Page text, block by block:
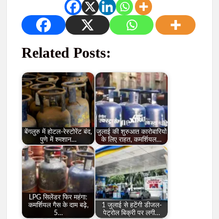
Related Posts:
बेंगलुरु में होटल-रेस्टोरेंट बंद,
पुणे में श्मशान…
जुलाई की शुरुआत कारोबारियों
के लिए राहत, कमर्शियल…
LPG सिलेंडर फिर महंगा:
कमर्शियल गैस के दाम बढ़े,
5…
1 जुलाई से हटेंगी डीजल-
पेट्रोल बिक्री पर लगी…